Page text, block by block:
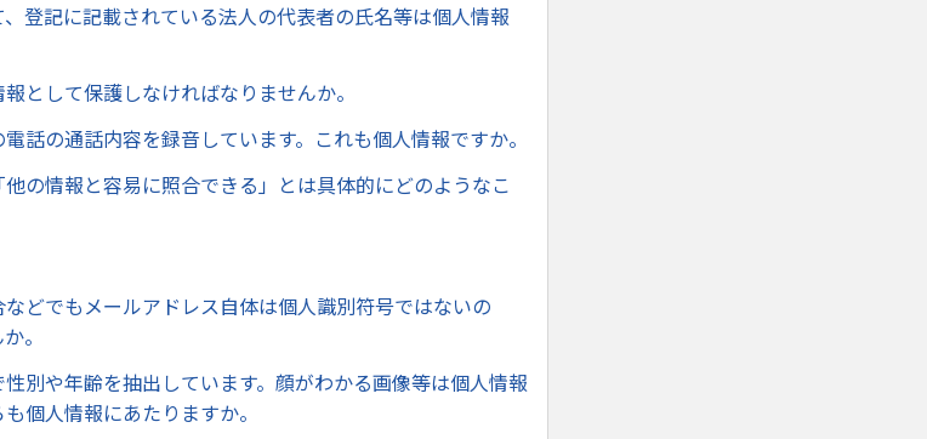
登記に記載されている法人の代表者の氏名等は個人情報
として保護しなければなりませんか。
話の通話内容を録音しています。これも個人情報ですか。
の情報と容易に照合できる」とは具体的にどのようなこ
どでもメールアドレス自体は個人識別符号ではないの
。
別や年齢を抽出しています。顔がわかる画像等は個人情報
個人情報にあたりますか。